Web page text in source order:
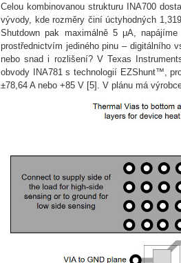
Celou kombinovanou strukturu INA700
vývody, kde rozměry činí úctyhodných
Shutdown pak maximálně 5 μA,
prostřednictvím jediného pinu – digitálního
nebo snad i rozlišení? V Texas
obvody INA781 s technologií EZShunt™,
±78,64 A nebo +85 V [5]. V plánu má